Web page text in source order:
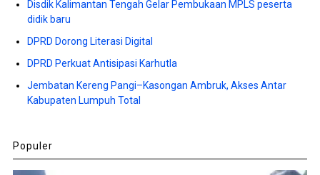
Disdik Kalimantan Tengah Gelar Pembukaan MPLS peserta
didik baru
DPRD Dorong Literasi Digital
DPRD Perkuat Antisipasi Karhutla
Jembatan Kereng Pangi–Kasongan Ambruk, Akses Antar
Kabupaten Lumpuh Total
Populer